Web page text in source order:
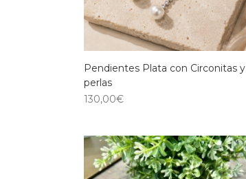
Pendientes Plata con Circonitas y
perlas
130,00€